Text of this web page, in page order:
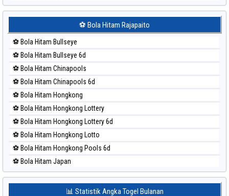
⚽ Bola Merah Japan 6d
⚽ Bola Merah Kuda Lari
⚽ Bola Merah Magnum Cambodia
⚽ Bola Merah Nagoya
⚽ Bola Merah North Carolina Day
⚽ Bola Merah Pcso
⚽ Bola Merah Sao Paulo
⚽ Bola Merah Singapore
⚽ Bola Merah Sydney
⚽ Bola Merah Sydney Lottery
⚽ Bola Merah Sydney Lottery 6d
⚽ Bola Merah Sydney Lotto
⚽ Bola Merah Taipei
⚽ Bola Hitam Rajapaito
⚽ Bola Hitam Bullseye
⚽ Bola Hitam Bullseye 6d
⚽ Bola Hitam Chinapools
⚽ Bola Hitam Chinapools 6d
⚽ Bola Hitam Hongkong
⚽ Bola Hitam Hongkong Lottery
⚽ Bola Hitam Hongkong Lottery 6d
⚽ Bola Hitam Hongkong Lotto
⚽ Bola Hitam Hongkong Pools 6d
⚽ Bola Hitam Japan
⚽ Bola Hitam Japan 6d
⚽ Bola Hitam Korea📊 Statistik Angka Togel Bulanan